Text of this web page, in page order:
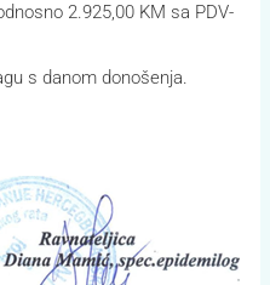
2.925,00 KM sa PDV-
s danom donošenja.